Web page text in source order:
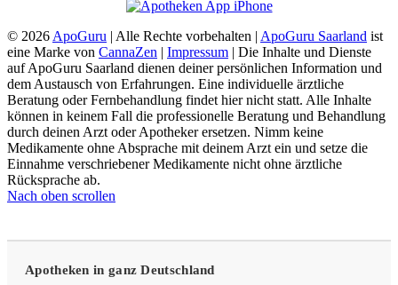
© 2026 ApoGuru | Alle Rechte vorbehalten | ApoGuru Saarland ist
eine Marke von CannaZen | Impressum | Die Inhalte und Dienste
auf ApoGuru Saarland dienen deiner persönlichen Information und
dem Austausch von Erfahrungen. Eine individuelle ärztliche
Beratung oder Fernbehandlung findet hier nicht statt. Alle Inhalte
können in keinem Fall die professionelle Beratung und Behandlung
durch deinen Arzt oder Apotheker ersetzen. Nimm keine
Medikamente ohne Absprache mit deinem Arzt ein und setze die
Einnahme verschriebener Medikamente nicht ohne ärztliche
Rücksprache ab.
Nach oben scrollen
Apotheken in ganz Deutschland